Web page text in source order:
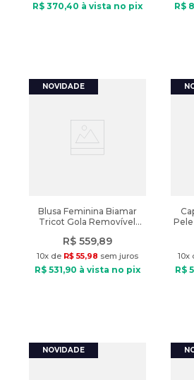
R$ 370,40 à vista no pix R$
Blusa Feminina Biamar
Tricot Gola Removível
R$ 559,89
10x de R$ 55,98 sem juros
R$ 531,90 à vista no pix
10x
R$